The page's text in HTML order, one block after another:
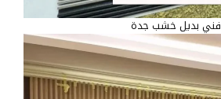
فني بديل خشب جدة